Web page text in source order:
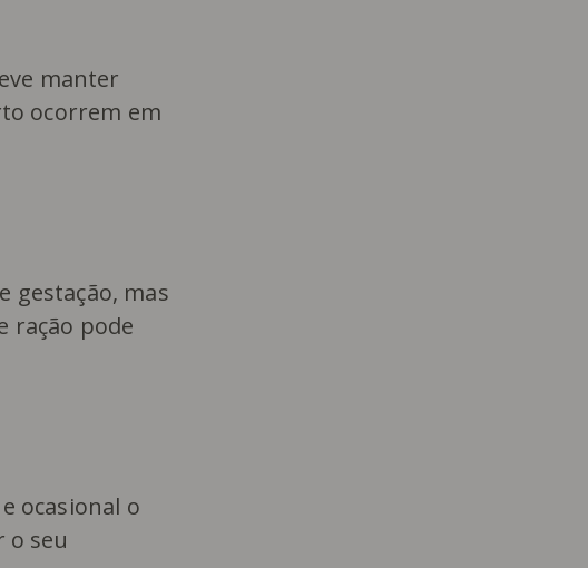
manter
ocorrem em
gestação, mas
ração pode
ocasional o
o seu